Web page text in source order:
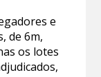
e
de 6m,
os lotes